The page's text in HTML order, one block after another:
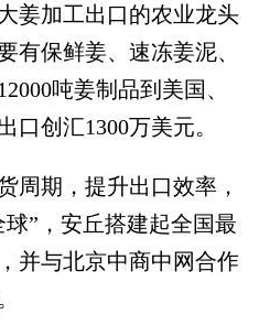
加工出口的农业龙头
有保鲜姜、速冻姜泥、
吨姜制品到美国、
口创汇1300万美元。
期，提升出口效率，
”，安丘搭建起全国最
并与北京中商中网合作